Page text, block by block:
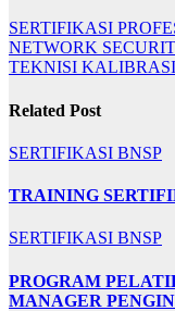
SERTIFIKASI
NETWORK
TEKNISI
Related Post
SERTIFIKASI BNSP
TRAINING
SERTIFIKASI BNSP
PROGRAM
MANAGER